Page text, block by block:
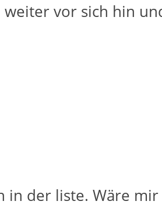
vor sich hin
in der liste. Wäre